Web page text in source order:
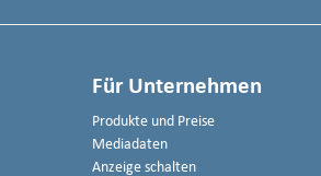
Für Unternehmen
Produkte und Preise
Mediadaten
Anzeige schalten